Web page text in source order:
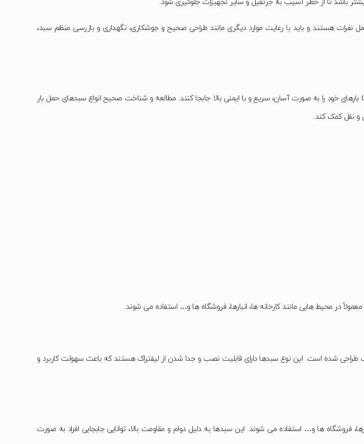
نفرات هستند و باید با رعایت موارد دیگری مانند طراحی صحیح و جوشکاری، نگهداری و بازرسی منظم سبد،
خود را به صورت آسان، سریع و با ایمنی بالا جابجا کنند. مطالعه و شناخت صحیح انواع سبدهای حمل بار
و نقل کمک کند.
در محیط هایی مانند کارخانه ها، انبارها، فروشگاه ها و… استفاده می شوند.
طراحی شده است. این نوع سبدها دارای قابلیت نصب و جدا شدن از لیفتراک هستند که باعث سهولت کاربرد و
فروشگاه ها و… استفاده می شوند. این سبدها به دلیل دوام و مقاومت بالا، توانایی جابجایی افراد به صورت